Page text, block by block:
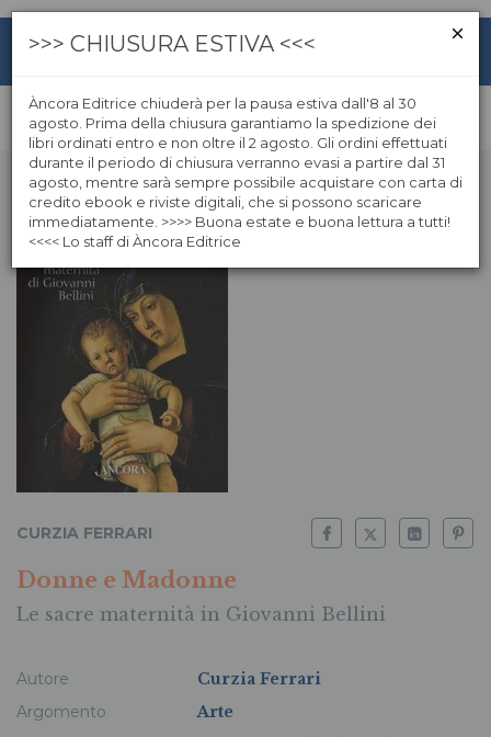
CURZIA FERRARI
Donne e Madonne
Le sacre maternità in Giovanni Bellini
Autore
Curzia Ferrari
Argomento
Arte
>>> CHIUSURA ESTIVA <<<
Àncora Editrice chiuderà per la pausa estiva dall'8 al 30
agosto. Prima della chiusura garantiamo la spedizione dei
libri ordinati entro e non oltre il 2 agosto. Gli ordini effettuati
durante il periodo di chiusura verranno evasi a partire dal 31
agosto, mentre sarà sempre possibile acquistare con carta di
credito ebook e riviste digitali, che si possono scaricare
immediatamente. >>>> Buona estate e buona lettura a tutti!
<<<< Lo staff di Àncora Editrice